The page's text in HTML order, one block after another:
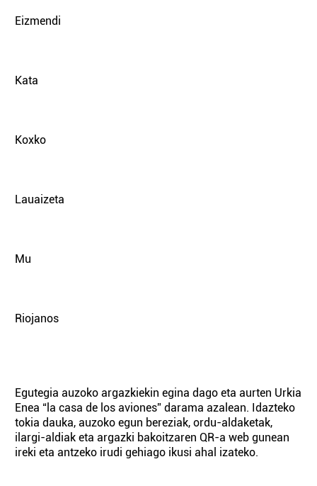
Eizmendi
Kata
Koxko
Lauaizeta
Mu
Riojanos
Egutegia auzoko argazkiekin egina dago eta aurten Urkia
Enea “la casa de los aviones” darama azalean. Idazteko
tokia dauka, auzoko egun bereziak, ordu-aldaketak,
ilargi-aldiak eta argazki bakoitzaren QR-a web gunean
ireki eta antzeko irudi gehiago ikusi ahal izateko.